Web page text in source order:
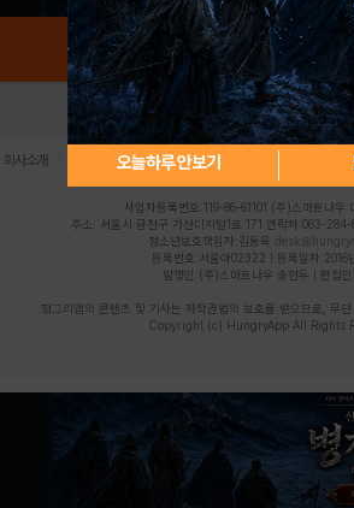
오늘하루 안보기
로그인 PC버전 전체
회사소개 | 개인정보 처리방침
사업자등록번호:119-86-61101 (주)스마트나우
주소: 서울시 금천구 가산디지털1로 171 연락처:063-
청소년보호책임자:김동욱
등록번호:서울아02322 | 등록일자:2016
발행인:(주)스마트나우 송현두 | 편집
헝그리앱의 콘텐츠 및 기사는 저작권법의 보호를 받으므로, 무
Copyright (c) HungryApp All Rights